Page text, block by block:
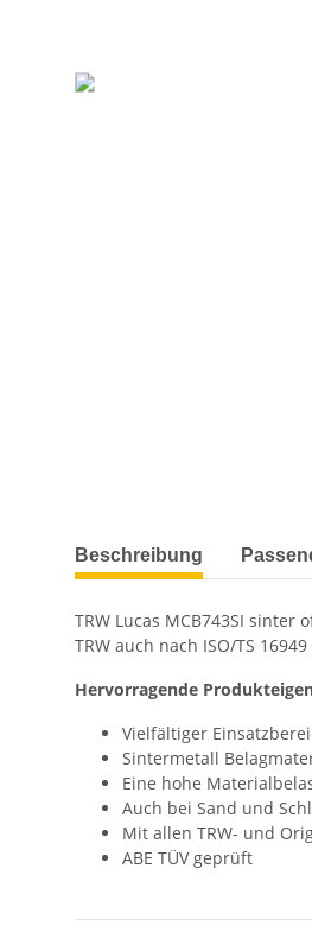
weitere Registerkarten
Beschreibung
TRW Lucas MCB743SI
TRW auch nach ISO/TS
Hervorragende
Vielfältiger
Sintermetall
Eine hohe
Auch bei Sand und
Mit allen TRW- und
ABE TÜV geprüft